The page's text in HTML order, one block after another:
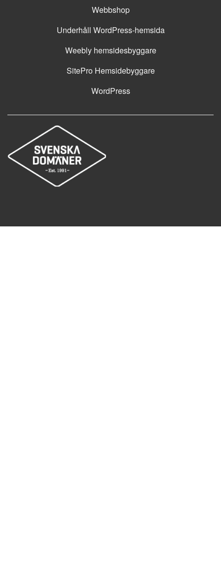
Webbshop
Underhåll WordPress-hemsida
Weebly hemsidesbyggare
SitePro Hemsidebyggare
WordPress